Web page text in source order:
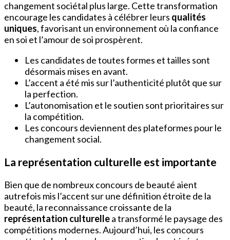
changement sociétal plus large. Cette transformation
encourage les candidates à célébrer leurs qualités
uniques, favorisant un environnement où la confiance
en soi et l’amour de soi prospèrent.
Les candidates de toutes formes et tailles sont
désormais mises en avant.
L’accent a été mis sur l’authenticité plutôt que sur
la perfection.
L’autonomisation et le soutien sont prioritaires sur
la compétition.
Les concours deviennent des plateformes pour le
changement social.
La représentation culturelle est importante
Bien que de nombreux concours de beauté aient
autrefois mis l’accent sur une définition étroite de la
beauté, la reconnaissance croissante de la
représentation culturellea transformé le paysage des
compétitions modernes. Aujourd’hui, les concours